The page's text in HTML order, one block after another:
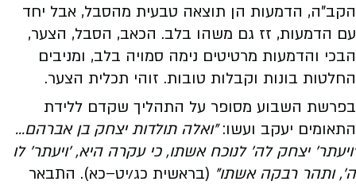
הקב"ה, הדמעות הן תוצאה טבעית מהסבל, אבל יחד
עם הדמעות, זז גם משהו בלב. הכאב, הסבל, הצער,
הבכי והדמעות מרטיטים נימה סמויה בלב, ומניבים
החלטות בונות וקבלות טובות. זוהי תכלית הצער.
בפרשת השבוע מסופר על התהליך שקדם ללידת
התאומים יעקב ועשו:"ואלה תולדות יצחק בן אברהם...
'ויעתר' יצחק לה' לנוכח אשתו, כי עקרה היא, 'ויעתר' לו
ה', ותהר רבקה אשתו" (בראשית כג/יט–כא). התבאר